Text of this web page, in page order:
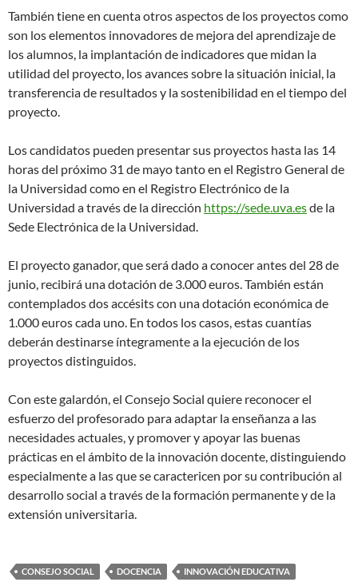
También tiene en cuenta otros aspectos de los proyectos como
son los elementos innovadores de mejora del aprendizaje de
los alumnos, la implantación de indicadores que midan la
utilidad del proyecto, los avances sobre la situación inicial, la
transferencia de resultados y la sostenibilidad en el tiempo del
proyecto.
Los candidatos pueden presentar sus proyectos hasta las 14
horas del próximo 31 de mayo tanto en el Registro General de
la Universidad como en el Registro Electrónico de la
Universidad a través de la dirección https://sede.uva.esde la
Sede Electrónica de la Universidad.
El proyecto ganador, que será dado a conocer antes del 28 de
junio, recibirá una dotación de 3.000 euros. También están
contemplados dos accésits con una dotación económica de
1.000 euros cada uno. En todos los casos, estas cuantías
deberán destinarse íntegramente a la ejecución de los
proyectos distinguidos.
Con este galardón, el Consejo Social quiere reconocer el
esfuerzo del profesorado para adaptar la enseñanza a las
necesidades actuales, y promover y apoyar las buenas
prácticas en el ámbito de la innovación docente, distinguiendo
especialmente a las que se caractericen por su contribución al
desarrollo social a través de la formación permanente y de la
extensión universitaria.
CONSEJO SOCIAL DOCENCIA
INNOVACIÓN EDUCATIVA